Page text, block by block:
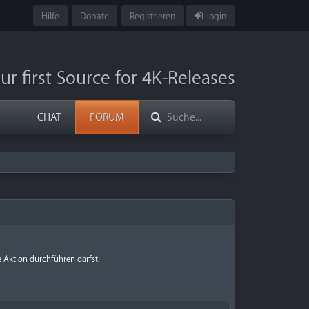
Hilfe Donate Registrieren Login
first Source for 4K-Releases
CHAT FORUM
Aktion durchführen darfst.